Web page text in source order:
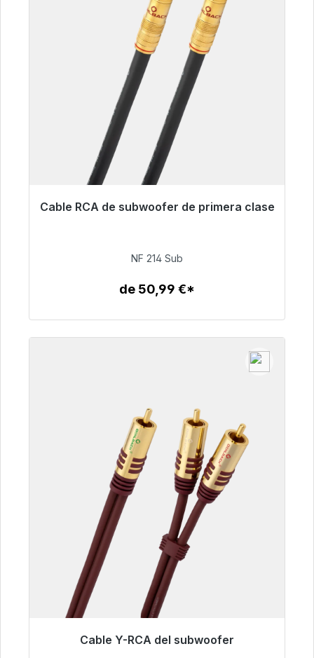
Cable RCA de subwoofer de primera clase
Listo para envío inmediato, plazo de entrega
94,00 €
NF 214 Sub
de 50,99 €*
Cable Y-RCA del subwoofer
Listo para envío inmediato, plazo de entrega